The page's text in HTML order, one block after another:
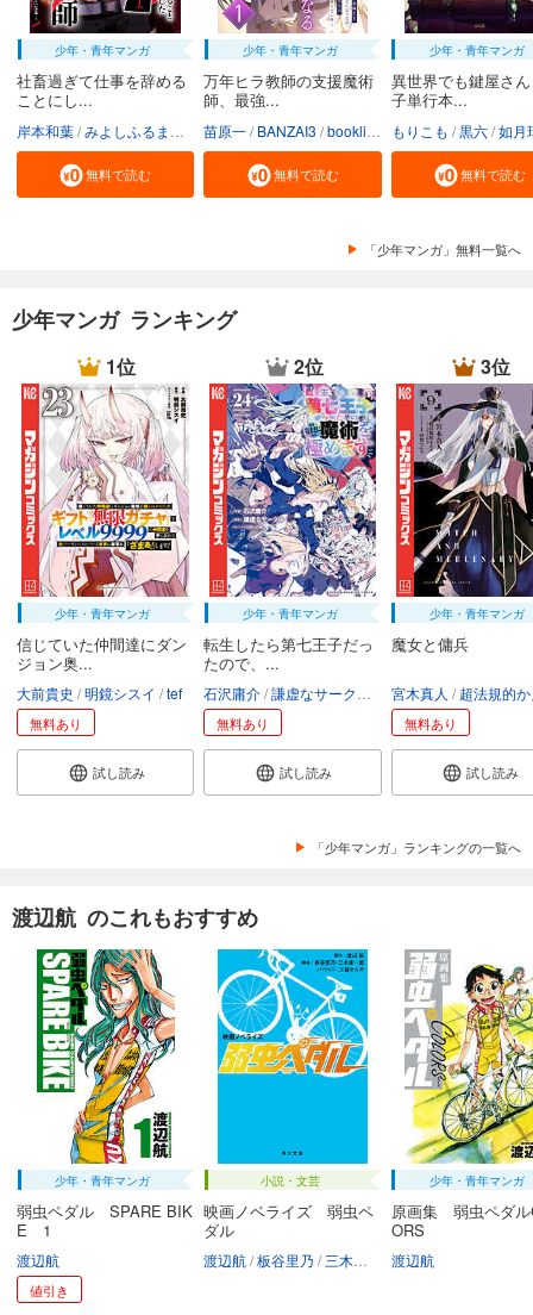
少年・青年マンガ
社畜過ぎて仕事を辞める
ことにし...
岸本和葉 みよしふるまち booklistaSTUDIO
無料で読む
少年・青年マンガ
万年ヒラ教師の支援魔術
師、最強...
苗原一 BANZAI3 booklistaSTUDIO
無料で読む
少年・青年マンガ
異世界でも鍵屋さ
子単行本...
もりこも 黒六 如月
無料で読む
「少年マンガ」無料一覧へ
少年マンガ ランキング
1位
少年・青年マンガ
信じていた仲間達にダン
ジョン奥...
大前貴史 明鏡シスイ tef
無料あり
試し読み
2位
少年・青年マンガ
転生したら第七王子だっ
たので、...
石沢庸介 謙虚なサークル メル。
無料あり
試し読み
3位
少年・青年マンガ
魔女と傭兵
宮木真人 超法規的か
無料あり
試し読み
「少年マンガ」ランキングの一覧へ
渡辺航 のこれもおすすめ
少年・青年マンガ
弱虫ペダル SPARE BIK
E 1
渡辺航
値引き
小説・文芸
映画ノベライズ 弱虫ペ
ダル
渡辺航 板谷里乃 三木康一郎 三萩せんや
少年・青年マンガ
原画集 弱虫ペダル
ORS
渡辺航